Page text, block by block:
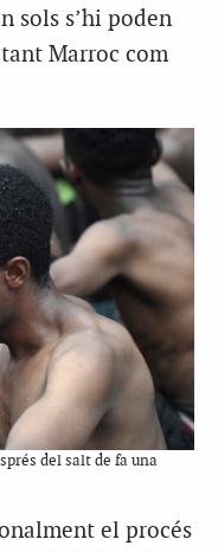
sols s’hi poden
Marroc com
del salt de fa una
el procés